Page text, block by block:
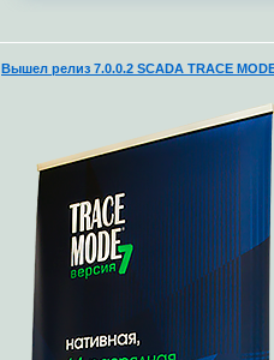
Вышел релиз 7.0.0.2 SCADA TRACE